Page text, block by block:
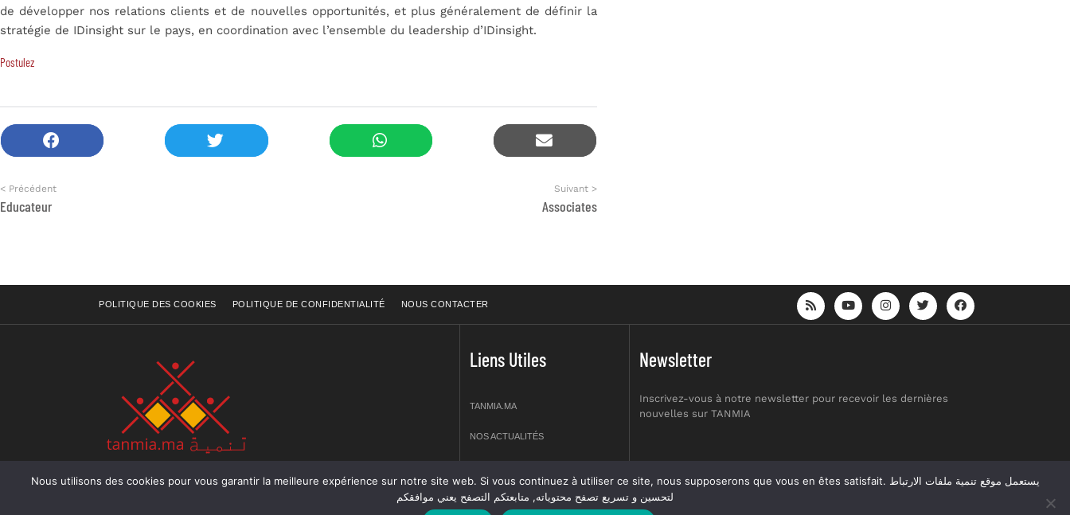
de développer nos relations clients et de nouvelles opportunités, et plus généralement de définir la
stratégie de IDinsight sur le pays, en coordination avec l’ensemble du leadership d’IDinsight.
Postulez
< Précédent
Educateur
Suivant >
Associates
POLITIQUE DES COOKIES POLITIQUE DE CONFIDENTIALITÉ NOUS CONTACTER
Rue Raiss Achour, Résidence Badr A, ler étage, Apprt NO 2,
Liens Utiles
TANMIA.MA
NOS ACTUALITÉS
OFFRES D’EMPLOI
Newsletter
Inscrivez-vous à notre newsletter pour recevoir les dernières
nouvelles sur TANMIA
Nous utilisons des cookies pour vous garantir la meilleure expérience sur notre site web. Si vous continuez à utiliser ce site, nous supposerons que vous en êtes satisfait. يستعمل موقع تنمية ملفات الارتباط
لتحسين و تسريع تصفح محتوياته, متابعتكم التصفح يعني موافقكم